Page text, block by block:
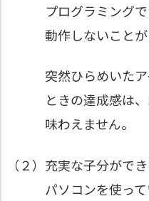
プログラミングで
動作しないことがほ
突然ひらめいたア
ときの達成感は、
味わえません。
（２）充実な子分がで
パソコンを使って